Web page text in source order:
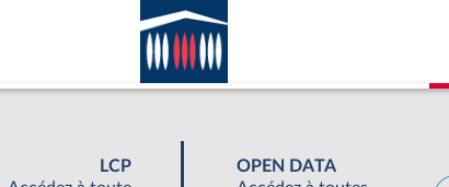
LCP
OPEN DATA